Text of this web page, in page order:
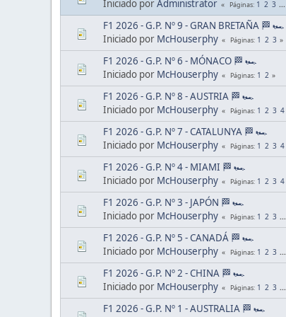
Iniciado porAdministrator Páginas 1 2 3 ...
F1 2026 - G.P. Nº 9 - GRAN BRETAÑA 🏁 🏎
Iniciado por McHouserphy Páginas 1 2 3
F1 2026 - G.P. Nº 6 - MÓNACO 🏁 🏎
Iniciado por McHouserphy Páginas 1 2
F1 2026 - G.P. Nº 8 - AUSTRIA 🏁 🏎
Iniciado por McHouserphy Páginas 1 2 3 4
F1 2026 - G.P. Nº 7 - CATALUNYA 🏁 🏎
Iniciado por McHouserphy Páginas 1 2 3 4
F1 2026 - G.P. Nº 4 - MIAMI 🏁 🏎
Iniciado por McHouserphy Páginas 1 2 3 4
F1 2026 - G.P. Nº 3 - JAPÓN 🏁 🏎
Iniciado por McHouserphy Páginas 1 2 3 ...
F1 2026 - G.P. Nº 5 - CANADÁ 🏁 🏎
Iniciado por McHouserphy Páginas 1 2 3 ...
F1 2026 - G.P. Nº 2 - CHINA 🏁 🏎
Iniciado por McHouserphy Páginas 1 2 3 ...
F1 2026 - G.P. Nº 1 - AUSTRALIA 🏁 🏎